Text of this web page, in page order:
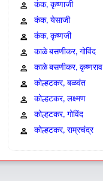
कंक, कृष्णाजी
कंक, येसाजी
कंक, कृष्णजी
काळे बसणीकर, गोविंद
काळे बसणीकर, कृष्णराव
कोल्हटकर, बळवंत
कोल्हटकर, लक्ष्मण
कोल्हटकर, गोविंद
कोल्हटकर, राम्रचंद्र